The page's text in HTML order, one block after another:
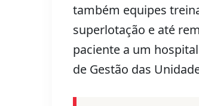
também equipes
superlotação e até
paciente a um
de Gestão das